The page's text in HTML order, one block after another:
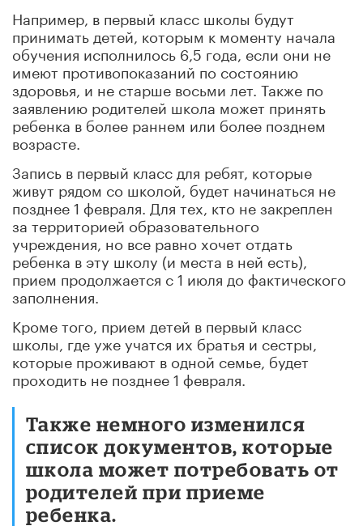
Например, в первый класс школы будут
принимать детей, которым к моменту начала
обучения исполнилось 6,5 года, если они не
имеют противопоказаний по состоянию
здоровья, и не старше восьми лет. Также по
заявлению родителей школа может принять
ребенка в более раннем или более позднем
возрасте.
Запись в первый класс для ребят, которые
живут рядом со школой, будет начинаться не
позднее 1 февраля. Для тех, кто не закреплен
за территорией образовательного
учреждения, но все равно хочет отдать
ребенка в эту школу (и места в ней есть),
прием продолжается с 1 июля до фактического
заполнения.
Кроме того, прием детей в первый класс
школы, где уже учатся их братья и сестры,
которые проживают в одной семье, будет
проходить не позднее ‎1 февраля.
Также немного изменился
список документов, которые
школа может потребовать от
родителей при приеме
ребенка.